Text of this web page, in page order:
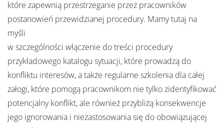
które zapewnią przestrzeganie przez pracowników
postanowień przewidzianej procedury. Mamy tutaj na
myśli
w szczególności włączenie do treści procedury
przykładowego katalogu sytuacji, które prowadzą do
konfliktu interesów, a także regularne szkolenia dla całej
załogi, które pomogą pracownikom nie tylko zidentyfikować
potencjalny konflikt, ale również przybliżą konsekwencje
jego ignorowania i niezastosowania się do obowiązującej